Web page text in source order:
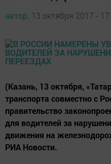
автор, 13 октября 2017 -
(Казань, 13 октября,
транспорта совместно с
правительство
для водителей за
движения на
РИА Новости.